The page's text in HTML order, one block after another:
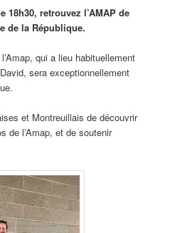
18h30, retrouvez l’AMAP de
de la République.
qui a lieu habituellement
sera exceptionnellement
et Montreuillais de découvrir
de l’Amap, et de soutenir